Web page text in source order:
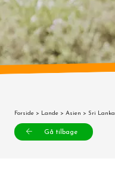
Forside > Lande > Asien > Sri Lanka
Gå tilbage